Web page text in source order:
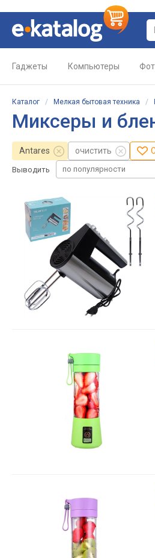
Гаджеты Компьютеры
Каталог / Мелкая бытовая техника /
Миксеры и
Antares очистить
Выводить по популярности